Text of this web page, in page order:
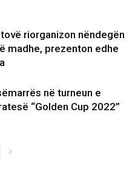
riorganizon nëndegën
madhe, prezenton edhe
në turneun e
“Golden Cup 2022”